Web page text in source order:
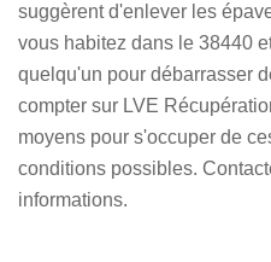
suggèrent d'enlever les
vous habitez dans le 38440
quelqu'un pour débarrasser
compter sur LVE
moyens pour s'occuper de
conditions possibles.
informations.